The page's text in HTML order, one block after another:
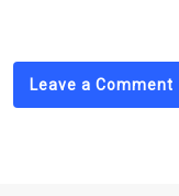
Leave a Comment